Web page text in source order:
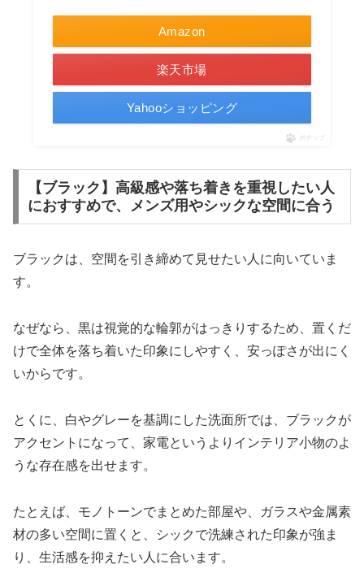
Amazon
楽天市場
Yahooショッピング
ポチップ
【ブラック】高級感や落ち着きを重視したい人
におすすめで、メンズ用やシックな空間に合う
ブラックは、空間を引き締めて見せたい人に向いていま
す。
なぜなら、黒は視覚的な輪郭がはっきりするため、置くだ
けで全体を落ち着いた印象にしやすく、安っぽさが出にく
いからです。
とくに、白やグレーを基調にした洗面所では、ブラックが
アクセントになって、家電というよりインテリア小物のよ
うな存在感を出せます。
たとえば、モノトーンでまとめた部屋や、ガラスや金属素
材の多い空間に置くと、シックで洗練された印象が強ま
り、生活感を抑えたい人に合います。